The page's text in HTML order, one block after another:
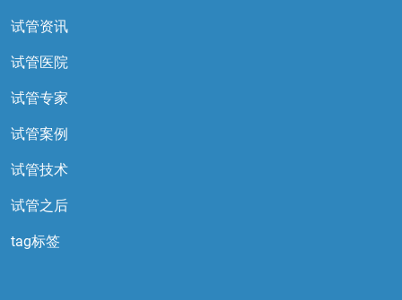
试管资讯
试管医院
试管专家
试管案例
试管技术
试管之后
tag标签